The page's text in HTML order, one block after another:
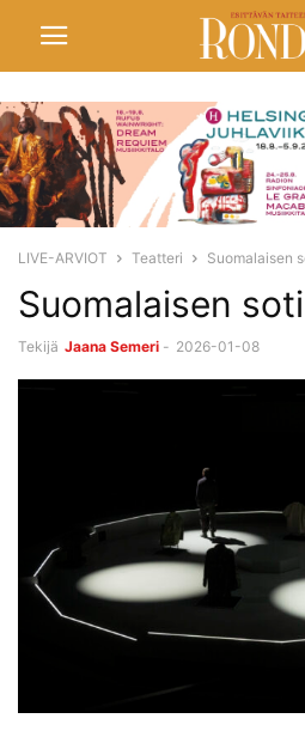
LIVE-ARVIOT Teatteri Suomalaisen
Suomalaisen
Tekijä Jaana Semeri - 2026-01-08